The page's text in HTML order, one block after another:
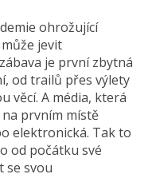
ohrožující
jevit
je první zbytná
od trailů přes výlety
věcí. A média, která
prvním místě
elektronická. Tak to
od počátku své
se svou